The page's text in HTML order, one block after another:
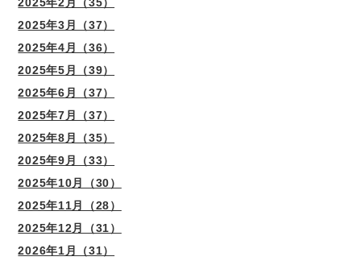
2025年3月（37）
2025年4月（36）
2025年5月（39）
2025年6月（37）
2025年7月（37）
2025年8月（35）
2025年9月（33）
2025年10月（30）
2025年11月（28）
2025年12月（31）
2026年1月（31）